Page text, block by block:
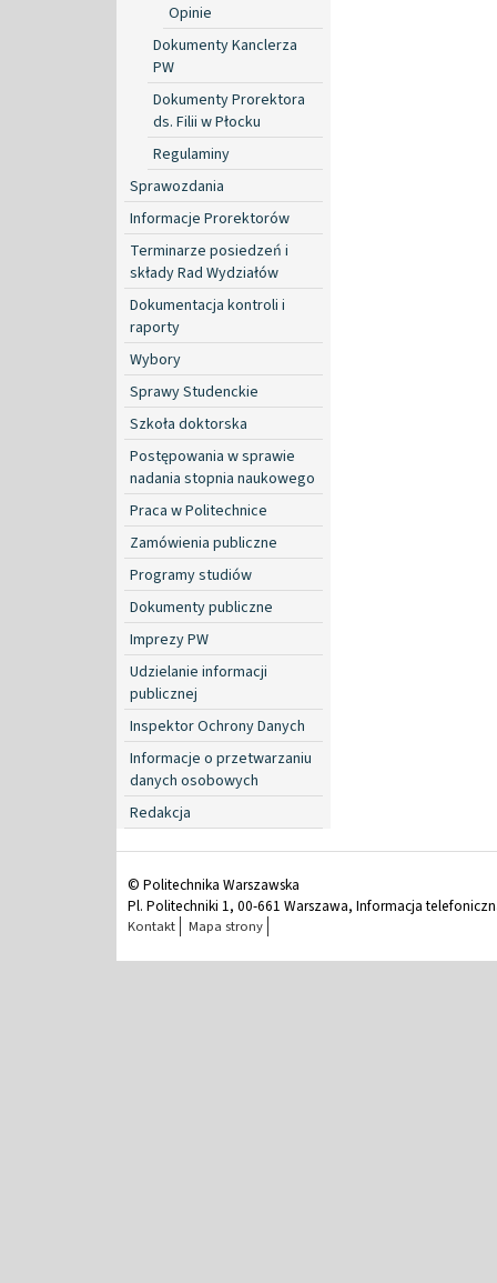
Opinie
Dokumenty Kanclerza
PW
Dokumenty Prorektora
ds. Filii w Płocku
Regulaminy
Sprawozdania
Informacje Prorektorów
Terminarze posiedzeń i
składy Rad Wydziałów
Dokumentacja kontroli i
raporty
Wybory
Sprawy Studenckie
Szkoła doktorska
Postępowania w sprawie
nadania stopnia naukowego
Praca w Politechnice
Zamówienia publiczne
Programy studiów
Dokumenty publiczne
Imprezy PW
Udzielanie informacji
publicznej
Inspektor Ochrony Danych
Informacje o przetwarzaniu
danych osobowych
Redakcja
© Politechnika Warszawska
Pl. Politechniki 1, 00-661 Warszawa, Informacja
Kontakt Mapa strony